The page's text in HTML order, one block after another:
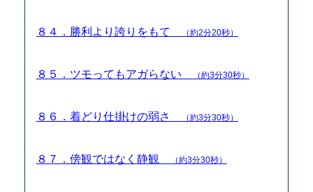
８４．勝利より誇りをもて （約2分20秒）
８５．ツモってもアガらない （約3分30秒）
８６．着どり仕掛けの弱さ （約3分30秒）
８７．傍観ではなく静観 （約3分30秒）